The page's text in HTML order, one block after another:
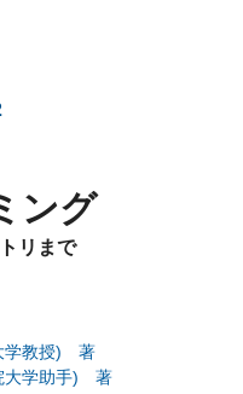
ング
リまで
学教授) 著
大学助手) 著